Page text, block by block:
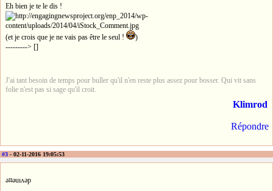
Eh bien je te le dis !
(et je crois que je ne vais pas être le seul !
)
---------> []
J'ai tant besoin de temps pour buller qu'il n'en reste plus assez pour bosser. Qui vit sans
folie n'est pas si sage qu'il croit.
Klimrod
Répondre
#3 - 02-11-2016 19:05:53
ǝʇʇǝuıʌǝp